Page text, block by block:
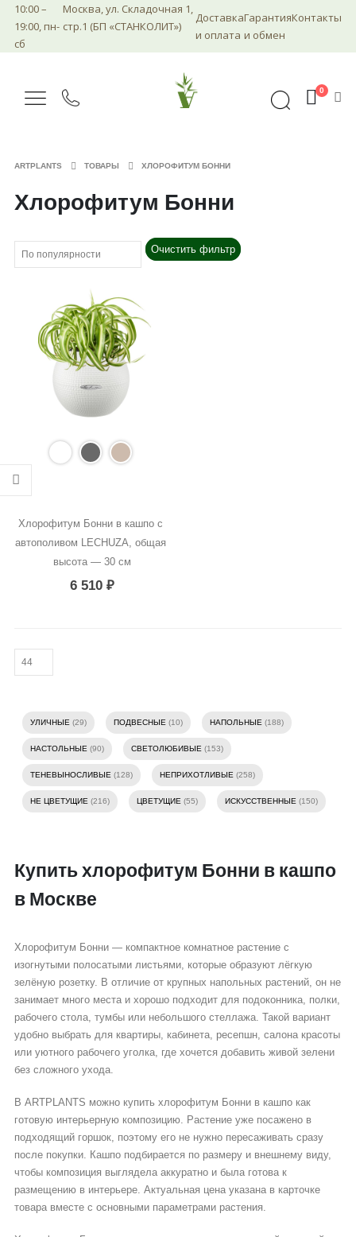
10:00 –
19:00, пн-
сб
Москва, ул. Складочная 1,
стр.1 (БП «СТАНКОЛИТ»)
Доставка
и оплата
Гарантия
и обмен
Контакты
0
ARTPLANTS ТОВАРЫ ХЛОРОФИТУМ БОННИ
Хлорофитум Бонни
Очистить фильтр
Хлорофитум Бонни в кашпо с
автополивом LECHUZA, общая
высота — 30 см
6 510 ₽
УЛИЧНЫЕ(29) ПОДВЕСНЫЕ(10) НАПОЛЬНЫЕ(188)
НАСТОЛЬНЫЕ(90) СВЕТОЛЮБИВЫЕ(153)
ТЕНЕВЫНОСЛИВЫЕ(128) НЕПРИХОТЛИВЫЕ(258)
НЕ ЦВЕТУЩИЕ(216) ЦВЕТУЩИЕ(55) ИСКУССТВЕННЫЕ(150)
Купить хлорофитум Бонни в кашпо
в Москве
Хлорофитум Бонни — компактное комнатное растение с
изогнутыми полосатыми листьями, которые образуют лёгкую
зелёную розетку. В отличие от крупных напольных растений, он не
занимает много места и хорошо подходит для подоконника, полки,
рабочего стола, тумбы или небольшого стеллажа. Такой вариант
удобно выбрать для квартиры, кабинета, ресепшн, салона красоты
или уютного рабочего уголка, где хочется добавить живой зелени
без сложного ухода.
В ARTPLANTS можно купить хлорофитум Бонни в кашпо как
готовую интерьерную композицию. Растение уже посажено в
подходящий горшок, поэтому его не нужно пересаживать сразу
после покупки. Кашпо подбирается по размеру и внешнему виду,
чтобы композиция выглядела аккуратно и была готова к
размещению в интерьере. Актуальная цена указана в карточке
товара вместе с основными параметрами растения.